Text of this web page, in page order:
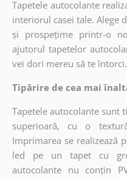
Tapetele autocolante
interiorul casei tale. Alege
și prospețime printr-o
ajutorul tapetelor
vei dori mereu să te întorci.
Tipărire de cea mai
Tapetele autocolante sunt
superioară, cu o
Imprimarea se realizează
led pe un tapet cu
autocolante nu conțin